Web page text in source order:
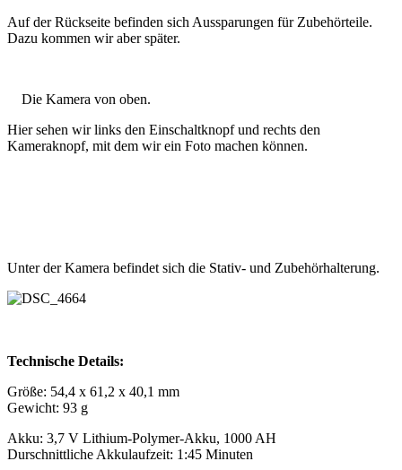
Auf der Rückseite befinden sich Aussparungen für Zubehörteile.
Dazu kommen wir aber später.
Die Kamera von oben.
Hier sehen wir links den Einschaltknopf und rechts den
Kameraknopf, mit dem wir ein Foto machen können.
Unter der Kamera befindet sich die Stativ- und Zubehörhalterung.
Technische Details:
Größe: 54,4 x 61,2 x 40,1 mm
Gewicht: 93 g
Akku: 3,7 V Lithium-Polymer-Akku, 1000 AH
Durschnittliche Akkulaufzeit: 1:45 Minuten